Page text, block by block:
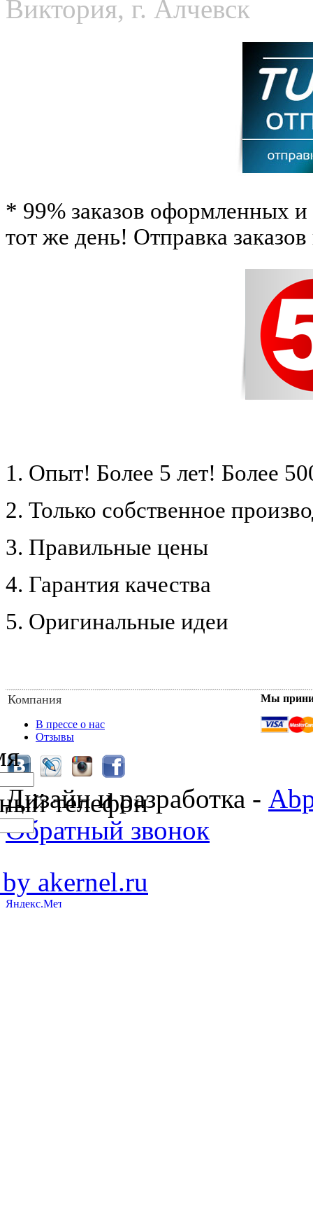
Виктория, г. Алчевск
* 99% заказов оформленных
тот же день! Отправка
1. Опыт! Более 5 лет! Более
2. Только собственное
3. Правильные цены
4. Гарантия качества
5. Оригинальные идеи
Компания
В прессе о нас
Отзывы
Мы
Дизайн и разработка -
Обратный звонок
телефон
akernel.ru